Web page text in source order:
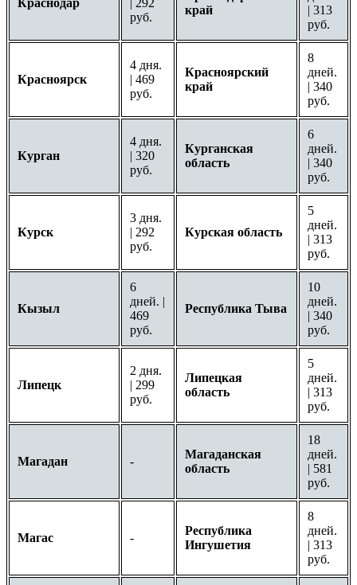
Краснодар
| 292
руб.
край
| 313
руб.
Красноярск
4 дня.
| 469
руб.
Красноярский
край
8
дней.
| 340
руб.
Курган
4 дня.
| 320
руб.
Курганская
область
6
дней.
| 340
руб.
Курск
3 дня.
| 292
руб.
Курская область
5
дней.
| 313
руб.
Кызыл
6
дней. |
469
руб.
Республика Тыва
10
дней.
| 340
руб.
Липецк
2 дня.
| 299
руб.
Липецкая
область
5
дней.
| 313
руб.
Магадан -
Магаданская
область
18
дней.
| 581
руб.
Магас -
Республика
Ингушетия
8
дней.
| 313
руб.